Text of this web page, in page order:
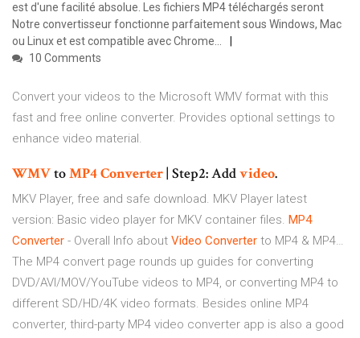
est d'une facilité absolue. Les fichiers MP4 téléchargés seront
Notre convertisseur fonctionne parfaitement sous Windows, Mac
ou Linux et est compatible avec Chrome...
10 Comments
Convert your videos to the Microsoft WMV format with this
fast and free online converter. Provides optional settings to
enhance video material.
WMVtoMP4Converter| Step2: Addvideo.
MKV Player, free and safe download. MKV Player latest
version: Basic video player for MKV container files. MP4
Converter - Overall Info about Video Converter to MP4 & MP4…
The MP4 convert page rounds up guides for converting
DVD/AVI/MOV/YouTube videos to MP4, or converting MP4 to
different SD/HD/4K video formats. Besides online MP4
converter, third-party MP4 video converter app is also a good